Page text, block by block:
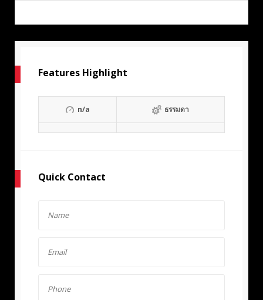
Features Highlight
n/a ธรรมดา
Quick Contact